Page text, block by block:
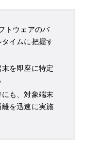
トウェアのバ
イムに把握す
を即座に特定
も、対象端末
を迅速に実施